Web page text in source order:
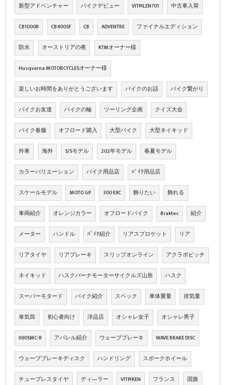
新型アドベンチャー バイクデビュー VITPILEN701 中古車入荷
CB1000R CB400SF CB ADVENTRE ファイナルエディション
防水 オーストリアの夜 KTMオーナー様
Husqvarna MOTORCYCLESオーナー様
楽しいお時間をありがとうございます バイクのお話 バイク繋がり
バイクお友達 バイクの輪 ツーリング企画 クイズ大会
バイク春服 オフロード購入 大型バイク 大型ネイキッド
外車 海外 S/Sモデル 202年モデル 春夏モデル
カラーバリエーション バイク用品店 ﾊﾞｲｸ用品店
スケールモデル MOTO GP 300 EXC 飾りたい 飾れる
車両紹介 オレンジカラー オフロードバイク Braktec 紹介
メーター ハンドル ﾊﾞｲｸ紹介 リアスプロケット リア
リアタイヤ リアブレーキ スリップオンライン アクラポビッチ
ネイキッド ハスクバーナモーターサイクルズ山形 ハスク
スーパーモタード バイク紹介 スペック 車体重量 排気量
単気筒 初心者向け 洋品店 オシャレ女子 オシャレ男子
690SMC-R アパレル紹介 ウェーブブレーキ WAVE BRAKE DISC
ウェーブブレーキディスク ハンドリング スポークホイール
チューブレスタイヤ ディ―ラー VITPIKEN フランス 国旗